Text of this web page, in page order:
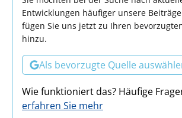
Entwicklungen häufiger unsere
fügen Sie uns jetzt zu Ihren
hinzu.
Als bevorzugte Quelle
Wie funktioniert das? Häufige
erfahren Sie mehr